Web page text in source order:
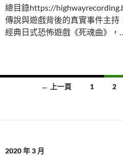
總目錄https://
傳說與遊戲背後的真實事件主持
經典日式恐怖遊戲《死魂曲》，
導
← 上一頁 1 2
2020 年 3 月